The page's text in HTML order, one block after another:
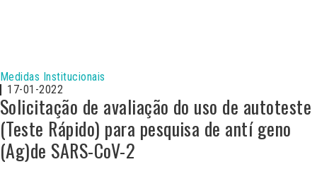
Medidas Institucionais
17-01-2022
Solicitação de avaliação do uso de autoteste
(Teste Rápido) para pesquisa de antí geno
(Ag)de SARS-CoV-2